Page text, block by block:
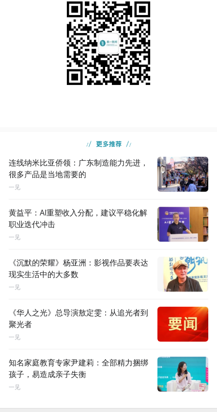
连线纳米比亚侨领：广东制造能力先进，
很多产品是当地需要的
一见
黄益平：AI重塑收入分配，建议平稳化解
职业迭代冲击
一见
《沉默的荣耀》杨亚洲：影视作品要表达
现实生活中的大多数
一见
《华人之光》总导演敖定雯：从追光者到
聚光者
一见
知名家庭教育专家尹建莉：全部精力捆绑
孩子，易造成亲子失衡
一见